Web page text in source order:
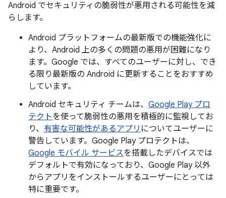
Android でセキュリティの脆弱性が悪用される可能性を減
らします。
Android プラットフォームの最新版での機能強化に
より、Android 上の多くの問題の悪用が困難になり
ます。Google では、すべてのユーザーに対し、でき
る限り最新版の Android に更新することをおすすめ
しています。
Android セキュリティ チームは、 Google Play プロ
テクトを使って脆弱性の悪用を積極的に監視してお
り、 有害な可能性があるアプリ についてユーザーに
警告しています。Google Play プロテクトは、
Google モバイル サービスを搭載したデバイスでは
デフォルトで有効になっており、Google Play 以外
からアプリをインストールするユーザーにとっては
特に重要です。